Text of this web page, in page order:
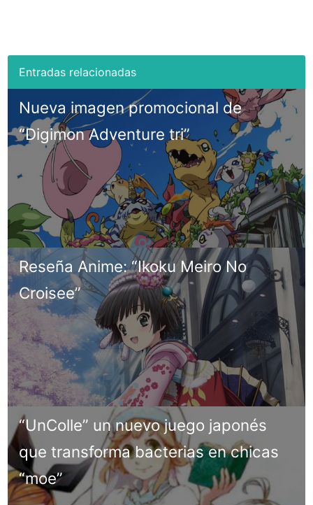
Nueva imagen promocional de
“Digimon Adventure tri”
Reseña Anime: “Ikoku Meiro No
Croisee”
“UnColle” un nuevo juego japonés
que transforma bacterias en chicas
“moe”